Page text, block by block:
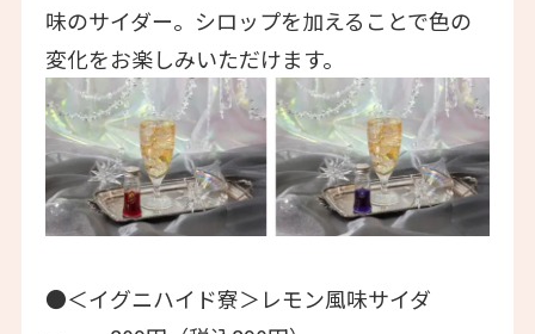
味のサイダー。シロップを加えることで色の
変化をお楽しみいただけます。
●＜イグニハイド寮＞レモン風味サイダ